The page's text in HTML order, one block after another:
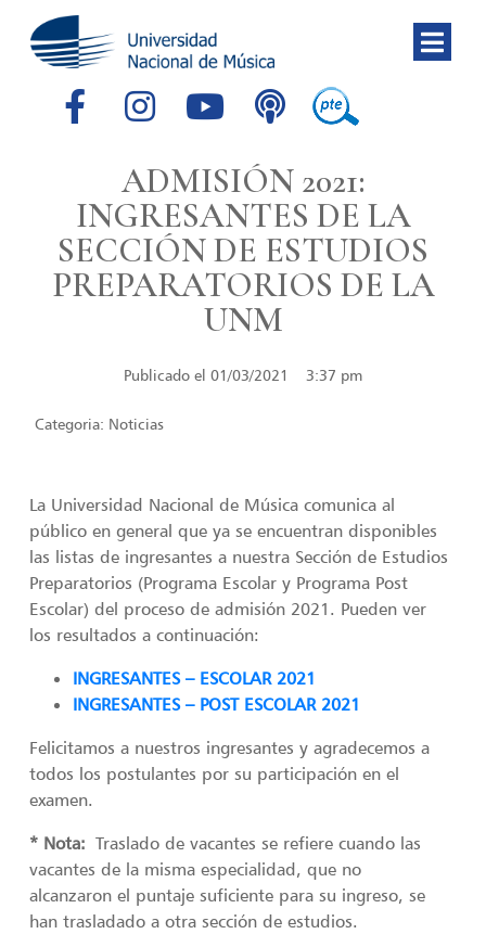
ADMISIÓN 2021:
INGRESANTES DE LA
SECCIÓN DE ESTUDIOS
PREPARATORIOS DE LA
UNM
Publicado el 01/03/2021 3:37 pm
Categoria: Noticias
La Universidad Nacional de Música comunica al
público en general que ya se encuentran disponibles
las listas de ingresantes a nuestra Sección de Estudios
Preparatorios (Programa Escolar y Programa Post
Escolar) del proceso de admisión 2021. Pueden ver
los resultados a continuación:
INGRESANTES – ESCOLAR 2021
INGRESANTES – POST ESCOLAR 2021
Felicitamos a nuestros ingresantes y agradecemos a
todos los postulantes por su participación en el
examen.
* Nota: Traslado de vacantes se refiere cuando las
vacantes de la misma especialidad, que no
alcanzaron el puntaje suficiente para su ingreso, se
han trasladado a otra sección de estudios.